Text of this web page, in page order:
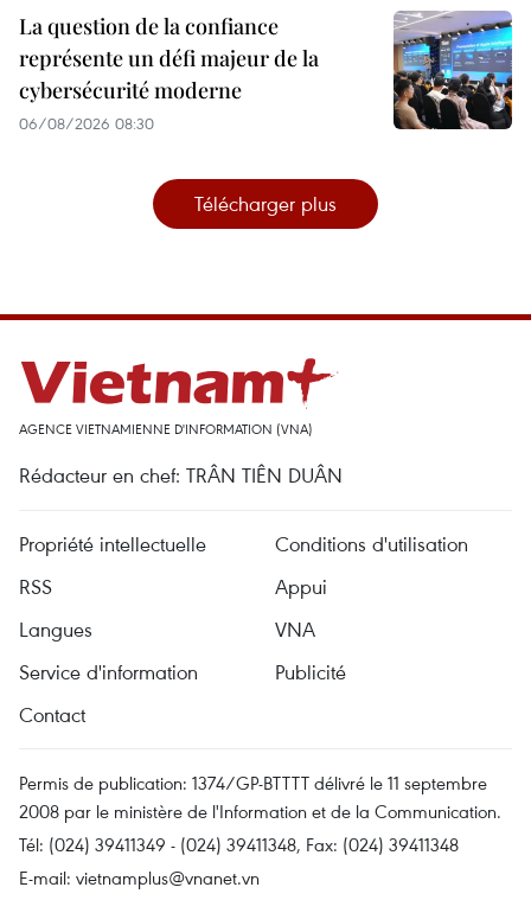
La question de la confiance
représente un défi majeur de la
cybersécurité moderne
06/08/2026 08:30
Télécharger plus
AGENCE VIETNAMIENNE D'INFORMATION (VNA)
Rédacteur en chef: TRÂN TIÊN DUÂN
Propriété intellectuelle
Conditions d'utilisation
RSS
Appui
Langues
VNA
Service d'information
Publicité
Contact
Permis de publication: 1374/GP-BTTTT délivré le 11 septembre
2008 par le ministère de l'Information et de la Communication.
Tél: (024) 39411349 - (024) 39411348, Fax: (024) 39411348
E-mail: vietnamplus@vnanet.vn